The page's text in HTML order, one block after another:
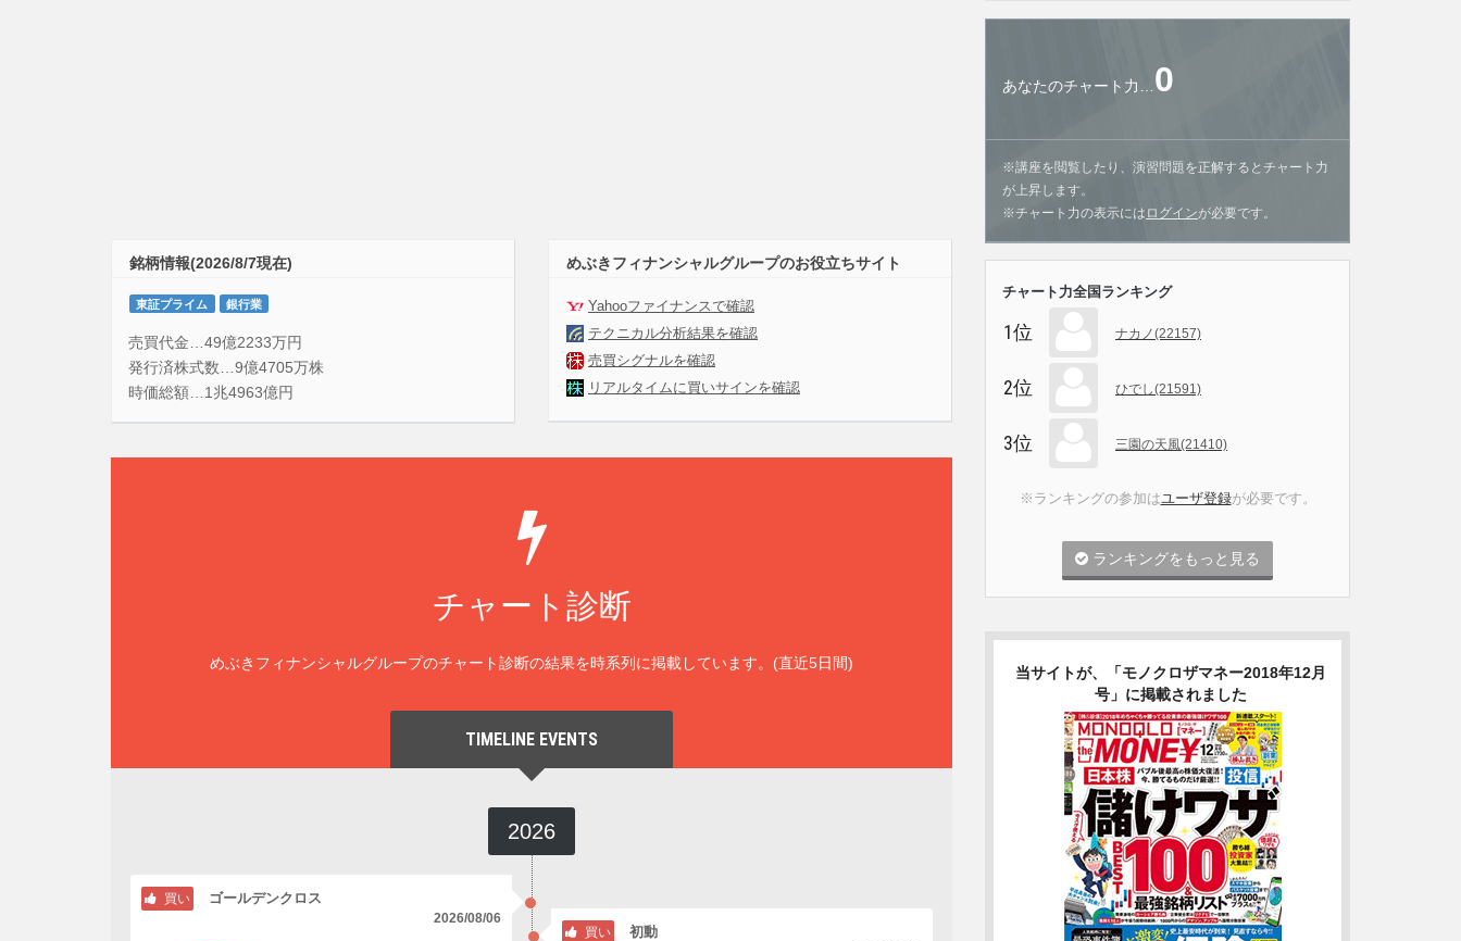
銘柄情報(2026/8/7現在)
東証プライム 銀行業
売買代金…49億2233万円
発行済株式数…9億4705万株
時価総額…1兆4963億円
めぶきフィナンシャルグループのお役立ちサイト
Yahooファイナンスで確認
テクニカル分析結果を確認
売買シグナルを確認
リアルタイムに買いサインを確認
チャート診断
めぶきフィナンシャルグループのチャート診断の結果を時系列に掲載しています。(直近5日間)
TIMELINE EVENTS
2026
買い ゴールデンクロス
2026/08/06
買い 初動
あなたのチャート力… 0
※講座を閲覧したり、演習問題を正解するとチャート力
が上昇します。
※チャート力の表示には ログインが必要です。
チャート力全国ランキング
1位 ナカノ(22157)
2位 ひでし(21591)
3位 三園の天風(21410)
※ランキングの参加はユーザ登録が必要です。
ランキングをもっと見る
当サイトが、「モノクロザマネー2018年12月
号」に掲載されました